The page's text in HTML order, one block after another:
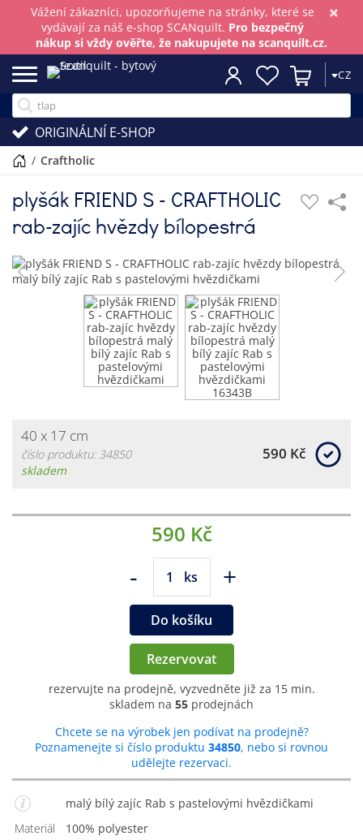
×
Vážení zákazníci, upozorňujeme na stránky, které se
vydávají za náš e-shop SCANquilt. Pro bezpečný
nákup si vždy ověřte, že nakupujete na scanquilt.cz.
CZ
ORIGINÁLNÍ E-SHOP
/ craftholic
plyšák FRIEND S - CRAFTHOLIC
rab-zajíc hvězdy bílopestrá
40 x 17 cm
číslo produktu: 34850
skladem
590 Kč
590 Kč
- ks +
Do košíku
Rezervovat
rezervujte na prodejně, vyzvedněte již za 15 min.
skladem na 55 prodejnách
Chcete se na výrobek jen podívat na prodejně?
Poznamenejte si číslo produktu 34850, nebo si rovnou
udělejte rezervaci.
malý bílý zajíc Rab s pastelovými hvězdičkami
Materiál
100% polyester